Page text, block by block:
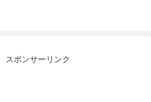
スポンサーリンク